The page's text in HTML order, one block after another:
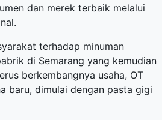
dan merek terbaik melalui
terhadap minuman
di Semarang yang kemudian
berkembangnya usaha, OT
baru, dimulai dengan pasta gigi